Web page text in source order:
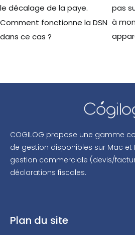
le décalage de la paye.
Comment fonctionne la DSN
dans ce cas ?
pas
à
COGILOG propose une gamme
de gestion disponibles sur Mac et
gestion commerciale (devis/
déclarations fiscales.
Plan du site